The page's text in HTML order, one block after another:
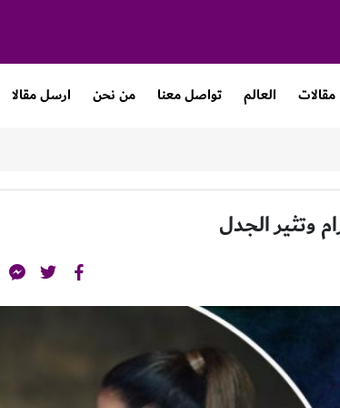
مقالات العالم تواصل معنا من نحن ارسل مقالا
وتثير الجدل